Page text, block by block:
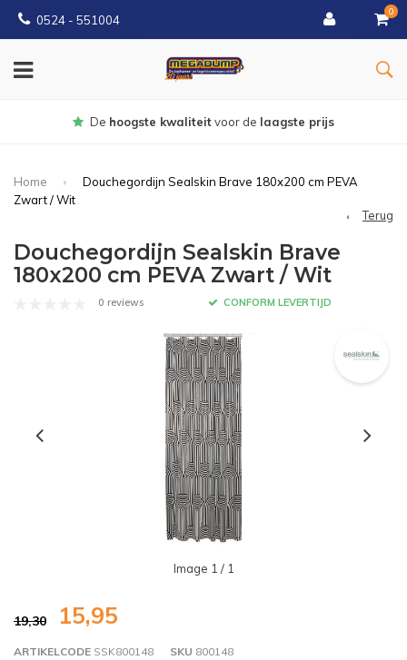
0524 - 551004
0
Gratisbezorgd vanaf €150
Home
Douchegordijn Sealskin Brave 180x200 cm PEVA
Zwart / Wit
Terug
Douchegordijn Sealskin Brave
180x200 cm PEVA Zwart / Wit
0 reviews CONFORM LEVERTIJD
Image 1 / 1
19,30 15,95
ARTIKELCODE SSK800148 SKU 800148